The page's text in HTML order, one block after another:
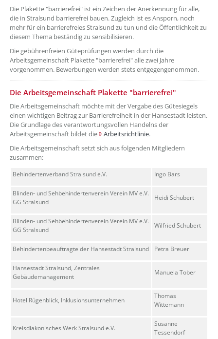
Die Plakette "barrierefrei" ist ein Zeichen der Anerkennung für alle,
die in Stralsund barrierefrei bauen. Zugleich ist es Ansporn, noch
mehr für ein barrierefreies Stralsund zu tun und die Öffentlichkeit zu
diesem Thema beständig zu sensibilisieren.
Die gebührenfreien Güteprüfungen werden durch die
Arbeitsgemeinschaft Plakette "barrierefrei" alle zwei Jahre
vorgenommen. Bewerbungen werden stets entgegengenommen.
??? absaetzeOben[4]/titel ???
Die Arbeitsgemeinschaft Plakette "barrierefrei"
Die Arbeitsgemeinschaft möchte mit der Vergabe des Gütesiegels
einen wichtigen Beitrag zur Barrierefreiheit in der Hansestadt leisten.
Die Grundlage des verantwortungsvollen Handelns der
Arbeitsgemeinschaft bildet die
Arbeitsrichtlinie.
Die Arbeitsgemeinschaft setzt sich aus folgenden Mitgliedern
zusammen:
Behindertenverband Stralsund e.V. Ingo Bars
Blinden- und Sehbehindertenverein Verein MV e.V.
GG Stralsund
Heidi Schubert
Blinden- und Sehbehindertenverein Verein MV e.V.
GG Stralsund
Wilfried Schubert
Behindertenbeauftragte der Hansestadt Stralsund Petra Breuer
Hansestadt Stralsund, Zentrales
Gebäudemanagement
Manuela Tober
Hotel Rügenblick, Inklusionsunternehmen
Thomas
Wittemann
Kreisdiakonisches Werk Stralsund e.V.
Susanne
Tessendorf